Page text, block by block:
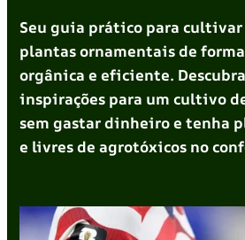
Seu guia prático para
plantas ornamentais de
orgânica e eficiente.
inspirações para um cultivo
sem gastar dinheiro e tenha
e livres de agrotóxicos no